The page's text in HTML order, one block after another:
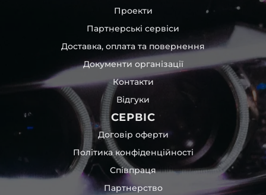
Проекти
Партнерські сервіси
Доставка, оплата та повернення
Документи організації
Контакти
Відгуки
СЕРВІС
Договір оферти
Політика конфіденційності
Співпраця
Партнерство